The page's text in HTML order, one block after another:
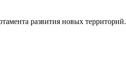
развития новых территорий.